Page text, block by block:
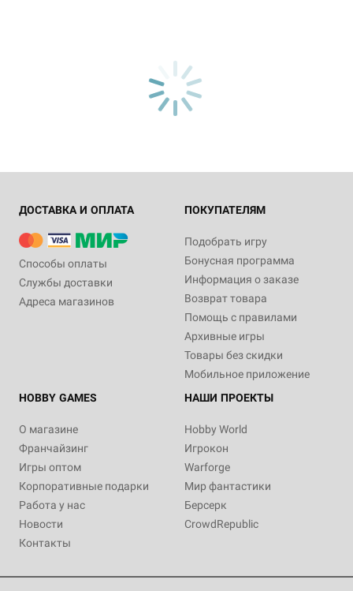
ДОСТАВКА И ОПЛАТА
Способы оплаты
Службы доставки
Адреса магазинов
ПОКУПАТЕЛЯМ
Подобрать игру
Бонусная программа
Информация о заказе
Возврат товара
Помощь с правилами
Архивные игры
Товары без скидки
Мобильное приложение
HOBBY GAMES
О магазине
Франчайзинг
Игры оптом
Корпоративные подарки
Работа у нас
Новости
Контакты
НАШИ ПРОЕКТЫ
Hobby World
Игрокон
Warforge
Мир фантастики
Берсерк
CrowdRepublic